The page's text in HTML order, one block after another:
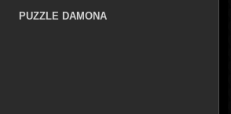
PUZZLE DAMONA